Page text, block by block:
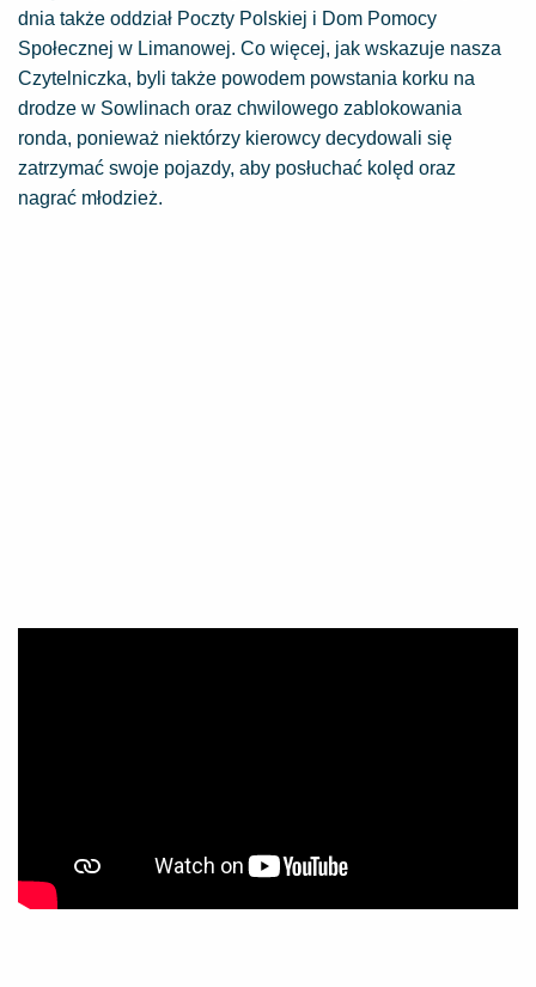
dnia także oddział Poczty Polskiej i Dom Pomocy
Społecznej w Limanowej. Co więcej, jak wskazuje nasza
Czytelniczka, byli także powodem powstania korku na
drodze w Sowlinach oraz chwilowego zablokowania
ronda, ponieważ niektórzy kierowcy decydowali się
zatrzymać swoje pojazdy, aby posłuchać kolęd oraz
nagrać młodzież.